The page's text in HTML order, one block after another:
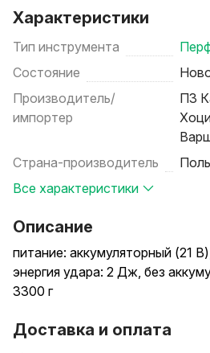
Характеристики
Тип инструмента
Состояние
Производитель/
импортер
ПЗ
Страна-производитель
Все характеристики
Описание
питание: аккумуляторный (21
энергия удара: 2 Дж, без
3300 г
Доставка и оплата